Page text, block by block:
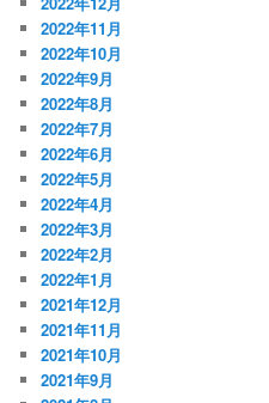
2022年11月
2022年10月
2022年9月
2022年8月
2022年7月
2022年6月
2022年5月
2022年4月
2022年3月
2022年2月
2022年1月
2021年12月
2021年11月
2021年10月
2021年9月